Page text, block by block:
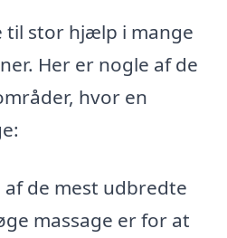
til stor hjælp i mange
Her er nogle af de
hvor en
af de mest udbredte
massage er for at